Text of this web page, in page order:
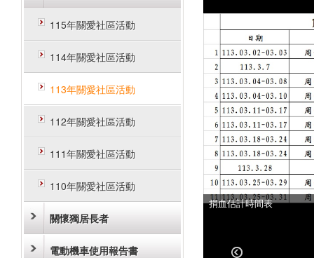
115年關愛社區活動
114年關愛社區活動
113年關愛社區活動
112年關愛社區活動
111年關愛社區活動
110年關愛社區活動
關懷獨居長者
電動機車使用報告書
捐血估計時間表